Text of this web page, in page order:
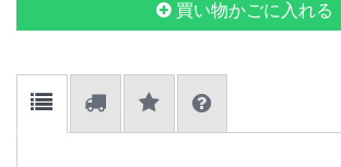
買い物かごに入れる